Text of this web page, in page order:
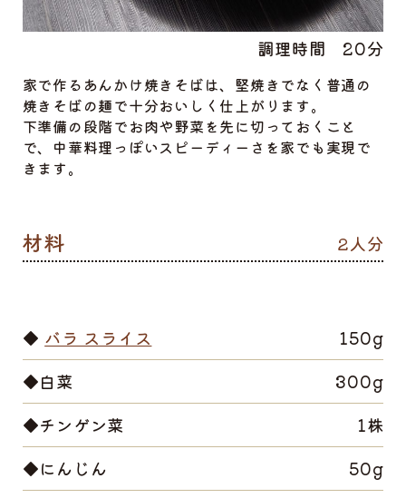
調理時間20分
家で作るあんかけ焼きそばは、堅焼きでなく普通の
焼きそばの麺で十分おいしく仕上がります。
下準備の段階でお肉や野菜を先に切っておくこと
で、中華料理っぽいスピーディーさを家でも実現で
きます。
2人分
◆ バラ スライス
150g
◆白菜
300g
◆チンゲン菜
1株
◆にんじん
50g